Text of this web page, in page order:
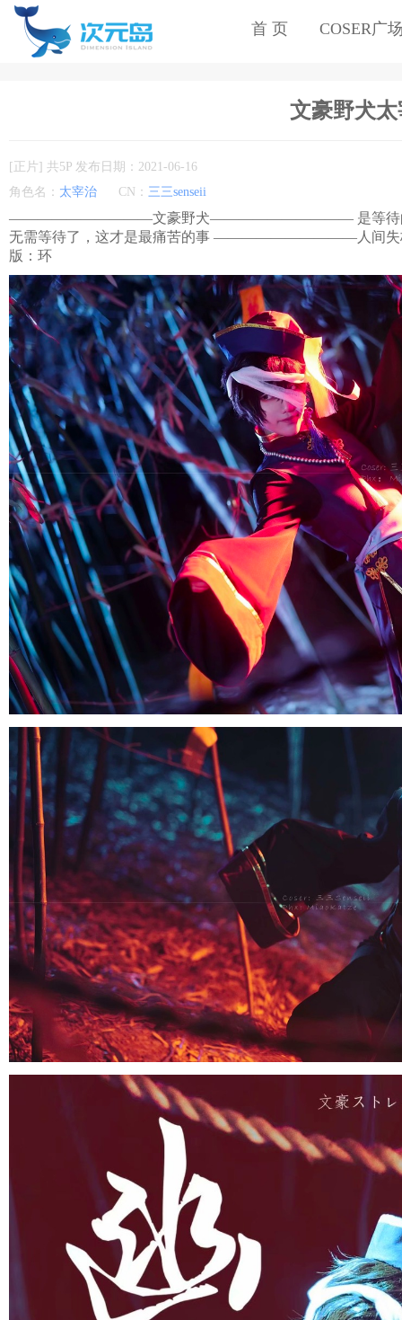
首 页 COSER广
文豪野犬太
[正片] 共5P 发布日期：2021-06-16
角色名： 太宰治 CN： 三三senseii
——————————文豪野犬—————————— 是等待的人更
无需等待了，这才是最痛苦的事 ——————————人间
版：环